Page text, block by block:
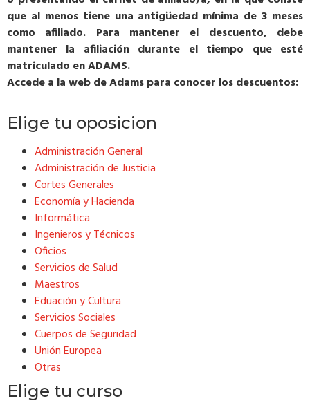
que al menos tiene una antigüedad mínima de 3 meses
como afiliado. Para mantener el descuento, debe
mantener la afiliación durante el tiempo que esté
matriculado en ADAMS.
Accede a la web de Adams para conocer los descuentos:
Elige tu oposicion
Administración General
Administración de Justicia
Cortes Generales
Economía y Hacienda
Informática
Ingenieros y Técnicos
Oficios
Servicios de Salud
Maestros
Eduación y Cultura
Servicios Sociales
Cuerpos de Seguridad
Unión Europea
Otras
Elige tu curso